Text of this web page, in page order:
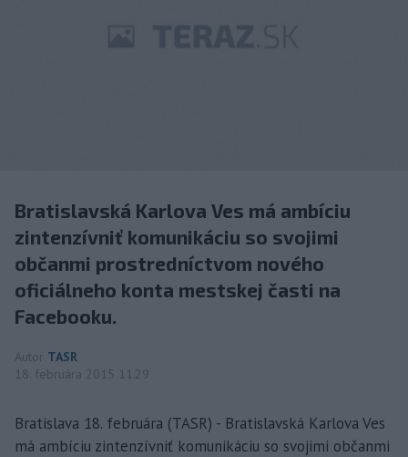
Bratislavská Karlova Ves má ambíciu
zintenzívniť komunikáciu so svojimi
občanmi prostredníctvom nového
oficiálneho konta mestskej časti na
Facebooku.
Autor TASR
18. februára 2015 11:29
Bratislava 18. februára (TASR) - Bratislavská Karlova Ves
má ambíciu zintenzívniť komunikáciu so svojimi občanmi